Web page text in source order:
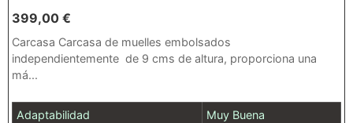
399,00 €
Carcasa Carcasa de muelles embolsados
independientemente de 9 cms de altura, proporciona una
má...
Adaptabilidad
Muy Buena